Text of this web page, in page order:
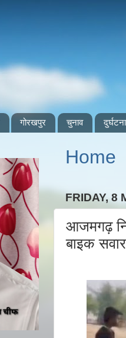
गोरखपुर चुनाव दुर्घटना
Home
FRIDAY, 8
आजमगढ़
बाइक